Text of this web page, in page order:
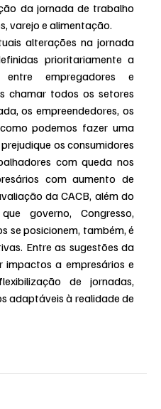
da jornada de trabalho
varejo e alimentação.
alterações na jornada
prioritariamente a
empregadores e
chamar todos os setores
os empreendedores, os
podemos fazer uma
os consumidores
com queda nos
com aumento de
da CACB, além do
governo, Congresso,
se posicionem, também, é
Entre as sugestões da
impactos a empresários e
de jornadas,
adaptáveis à realidade de